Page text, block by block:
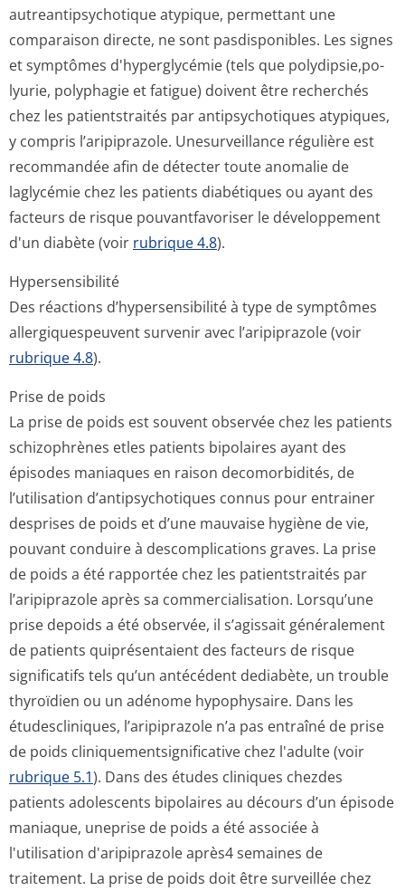
autreantipsycho­tique atypique, permettant une
comparaison directe, ne sont pasdisponibles. Les signes
et symptômes d'hyperglycémie (tels que polydipsie,po­
lyurie, polyphagie et fatigue) doivent être recherchés
chez les patientstraités par antipsychotiques atypiques,
y compris l’aripiprazole. Unesurveillance régulière est
recommandée afin de détecter toute anomalie de
laglycémie chez les patients diabétiques ou ayant des
facteurs de risque pouvantfavoriser le développement
d'un diabète (voir rubrique 4.8).
Hypersensibilité
Des réactions d’hypersensibilité à type de symptômes
allergiquespeuvent survenir avec l’aripiprazole (voir
rubrique 4.8).
Prise de poids
La prise de poids est souvent observée chez les patients
schizophrènes etles patients bipolaires ayant des
épisodes maniaques en raison decomorbidités, de
l’utilisation d’antipsychotiques connus pour entrainer
desprises de poids et d’une mauvaise hygiène de vie,
pouvant conduire à descomplications graves. La prise
de poids a été rapportée chez les patientstraités par
l’aripiprazole après sa commercialisation. Lorsqu’une
prise depoids a été observée, il s’agissait généralement
de patients quiprésentaient des facteurs de risque
significatifs tels qu’un antécédent dediabète, un trouble
thyroïdien ou un adénome hypophysaire. Dans les
étudescliniques, l’aripiprazole n’a pas entraîné de prise
de poids cliniquementsig­nificative chez l'adulte (voir
rubrique 5.1). Dans des études cliniques chezdes
patients adolescents bipolaires au décours d’un épisode
maniaque, uneprise de poids a été associée à
l'utilisation d'aripiprazole après4 semaines de
traitement. La prise de poids doit être surveillée chez